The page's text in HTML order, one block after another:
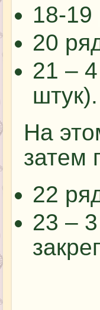
18-19
20
21 –
штук).
На
затем
22
23 –